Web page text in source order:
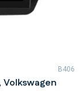
Volkswagen
B406